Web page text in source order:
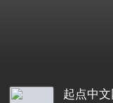
起点中文